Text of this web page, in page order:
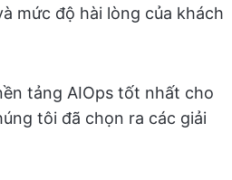
mức độ hài lòng của khách
tảng AIOps tốt nhất cho
tôi đã chọn ra các giải